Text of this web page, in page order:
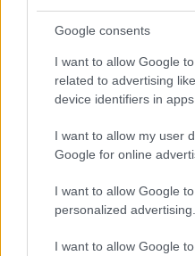
Google consents
I want to allow Google
related to advertising
device identifiers in apps.
I want to allow my user
Google for online
I want to allow Google
personalized advertising.
I want to allow Google